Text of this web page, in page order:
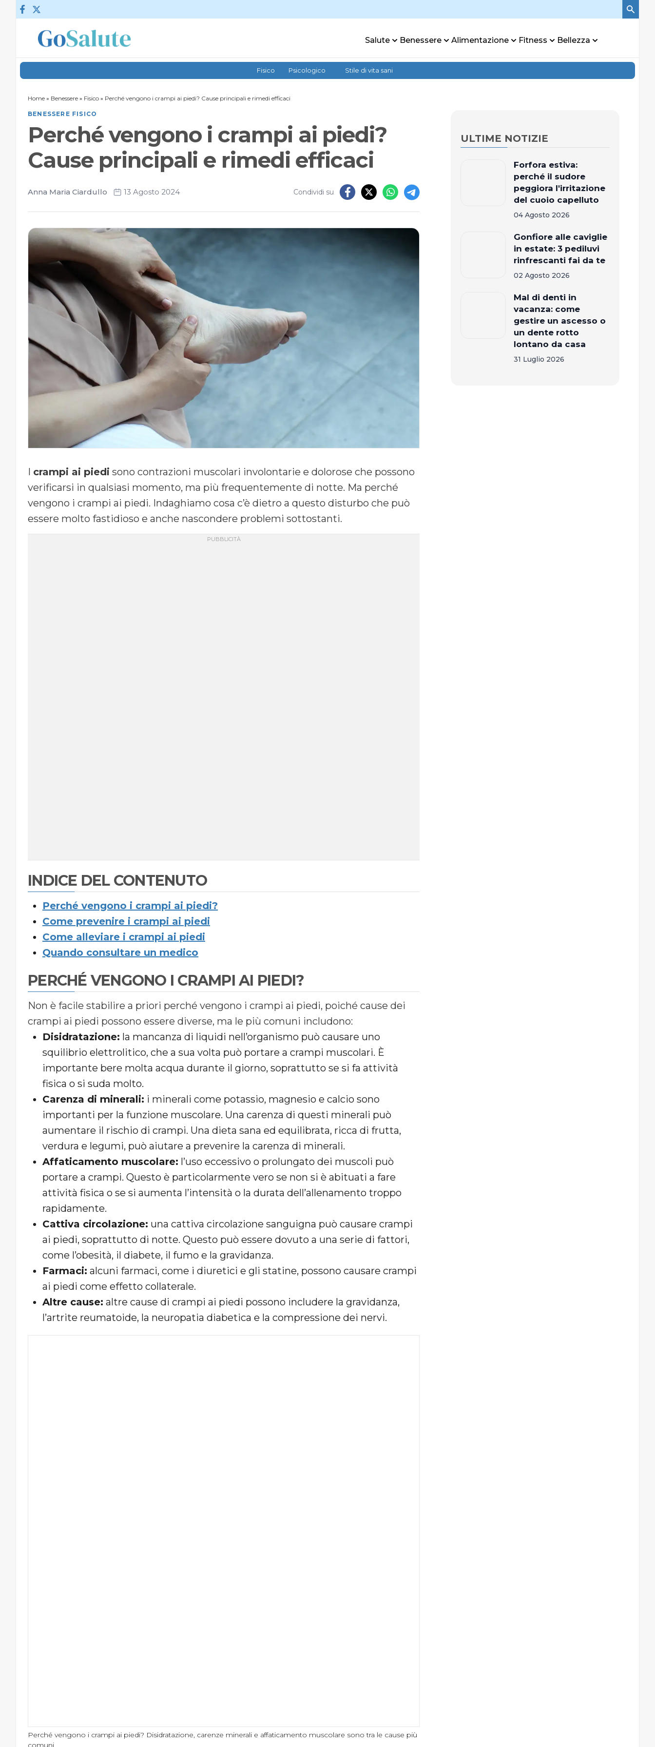
Vai al contenuto
Salute Benessere Alimentazione Fitness Bellezza
Fisico Psicologico Stile di vita sani
Home » Benessere » Fisico » Perché vengono i crampi ai piedi? Cause principali e rimedi efficaci
BENESSERE FISICO
Perché vengono i crampi ai piedi?
Cause principali e rimedi efficaci
Anna Maria Ciardullo 13 Agosto 2024 Condividi su
I crampi ai piedi sono contrazioni muscolari involontarie e dolorose che possono
verificarsi in qualsiasi momento, ma più frequentemente di notte. Ma perché
vengono i crampi ai piedi. Indaghiamo cosa c’è dietro a questo disturbo che può
essere molto fastidioso e anche nascondere problemi sottostanti.
INDICE DEL CONTENUTO
Perché vengono i crampi ai piedi?
Come prevenire i crampi ai piedi
Come alleviare i crampi ai piedi
Quando consultare un medico
PERCHÉ VENGONO I CRAMPI AI PIEDI?
Non è facile stabilire a priori perché vengono i crampi ai piedi, poiché cause dei
crampi ai piedi possono essere diverse, ma le più comuni includono:
Disidratazione: la mancanza di liquidi nell’organismo può causare uno
squilibrio elettrolitico, che a sua volta può portare a crampi muscolari. È
importante bere molta acqua durante il giorno, soprattutto se si fa attività
fisica o si suda molto.
Carenza di minerali: i minerali come potassio, magnesio e calcio sono
importanti per la funzione muscolare. Una carenza di questi minerali può
aumentare il rischio di crampi. Una dieta sana ed equilibrata, ricca di frutta,
verdura e legumi, può aiutare a prevenire la carenza di minerali.
Affaticamento muscolare: l’uso eccessivo o prolungato dei muscoli può
portare a crampi. Questo è particolarmente vero se non si è abituati a fare
attività fisica o se si aumenta l’intensità o la durata dell’allenamento troppo
rapidamente.
Cattiva circolazione: una cattiva circolazione sanguigna può causare crampi
ai piedi, soprattutto di notte. Questo può essere dovuto a una serie di fattori,
come l’obesità, il diabete, il fumo e la gravidanza.
Farmaci: alcuni farmaci, come i diuretici e gli statine, possono causare crampi
ai piedi come effetto collaterale.
Altre cause: altre cause di crampi ai piedi possono includere la gravidanza,
l’artrite reumatoide, la neuropatia diabetica e la compressione dei nervi.
Perché vengono i crampi ai piedi? Disidratazione, carenze minerali e affaticamento muscolare sono tra le cause più
comuni
ULTIME NOTIZIE
Forfora estiva:
perché il sudore
peggiora l'irritazione
del cuoio capelluto
04 Agosto 2026
Gonfiore alle caviglie
in estate: 3 pediluvi
rinfrescanti fai da te
02 Agosto 2026
Mal di denti in
vacanza: come
gestire un ascesso o
un dente rotto
lontano da casa
31 Luglio 2026